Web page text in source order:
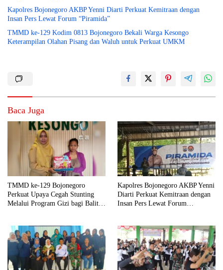
Kapolres Bojonegoro AKBP Yenni Diarti Perkuat Kemitraan dengan
Insan Pers Lewat Forum “Piramida”
TMMD ke-129 Kodim 0813 Bojonegoro Bekali Warga Kesongo
Keterampilan Olahan Pisang dan Waluh untuk Perkuat UMKM
Baca Juga
TMMD ke-129 Bojonegoro
Perkuat Upaya Cegah Stunting
Melalui Program Gizi bagi Balita
Kapolres Bojonegoro AKBP Yenni
Diarti Perkuat Kemitraan dengan
Insan Pers Lewat Forum